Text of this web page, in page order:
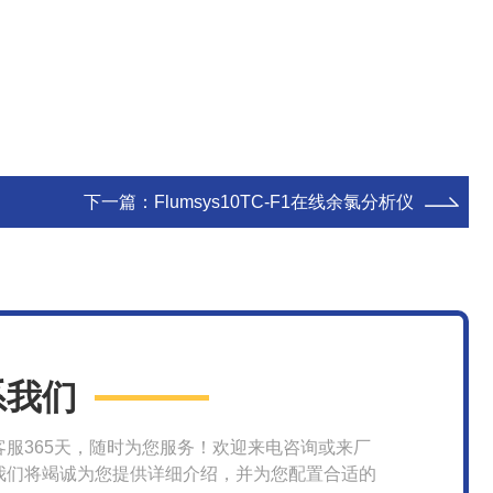
下一篇： Flumsys10TC-F1在线余氯分析仪
们
服365天，随时为您服务！欢迎来电咨询或来厂
们将竭诚为您提供详细介绍，并为您配置合适的